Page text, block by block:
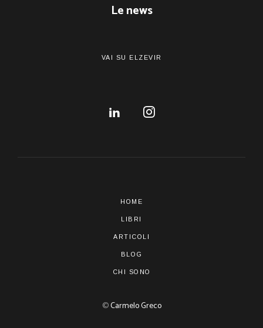
Le news
VAI SU ELZEVIR
HOME
LIBRI
ARTICOLI
BLOG
CHI SONO
©Carmelo Greco